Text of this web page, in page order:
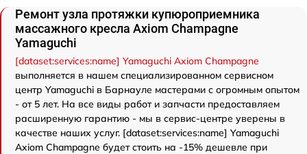
Ремонт узла протяжки купюроприемника
массажного кресла Axiom Champagne
Yamaguchi
[dataset:services:name] Yamaguchi Axiom Champagne
выполняется в нашем специализированном сервисном
центр Yamaguchi в Барнауле мастерами с огромным опытом
- от 5 лет. На все виды работ и запчасти предоставляем
расширенную гарантию - мы в сервис-центре уверены в
качестве наших услуг. [dataset:services:name] Yamaguchi
Axiom Champagne будет стоить на -15% дешевле при